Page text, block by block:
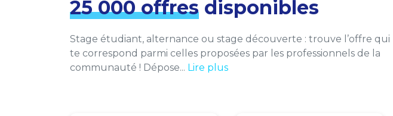
25 000 offres disponibles
Stage étudiant, alternance ou stage découverte : trouve l’offre qui
te correspond parmi celles proposées par les professionnels de la
communauté ! Dépose... Lire plus